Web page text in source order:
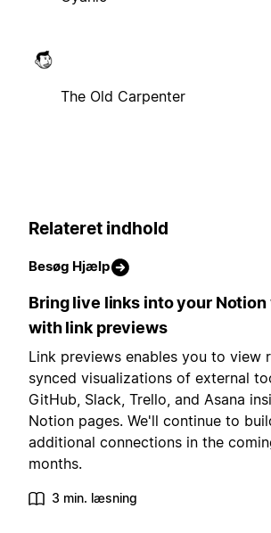
The Old Carpenter
Relateret indhold
Besøg Hjælp
Bring live links into your
with link previews
Link previews enables you to view
synced visualizations of external
GitHub, Slack, Trello, and Asana
Notion pages. We'll continue to
additional connections in the
months.
3 min. læsning